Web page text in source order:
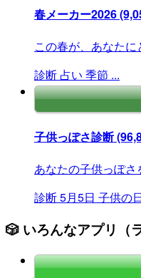
春メーカー2026
この春が、あなた
診断 占い 季節 ...
子供っぽさ診断
あなたの子供っぽさ
診断5月5日 子供の
🎲 いろんなアプリ（